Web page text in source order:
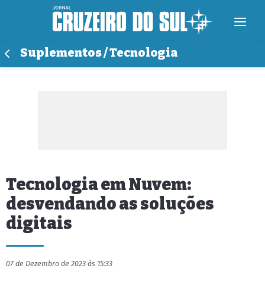
Suplementos / Tecnologia
Tecnologia em Nuvem:
desvendando as soluções
digitais
07 de Dezembro de 2023 às 15:33